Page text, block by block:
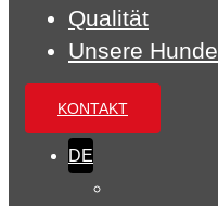
Qualität
Unsere Hunde
KONTAKT
DE